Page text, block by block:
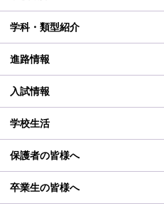
ごあいさつ、沿革
動画で見る学校案内、
施設紹介
アクセス
め対策基本方針
学科・類型紹介
普通科Ⅱ類
普通科Ⅰ類
滋賀短での学び
進路情報
進路サポート
合格者メッセージ
進路実績
滋賀短期大学への推薦制度
入試情報
オープンスクール
オープンスクールレポート
2026年度（令和8年度）募集概
学校生活
部活動、生徒会行事
制服紹介
保護者の皆様へ
保護者の皆様へ
卒業生の皆様へ